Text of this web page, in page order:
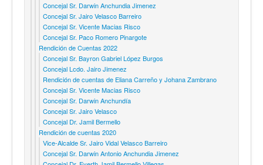
Concejal Sr. Darwin Anchundia Jimenez
Concejal Sr. Jairo Velasco Barreiro
Concejal Sr. Vicente Macias Risco
Concejal Sr. Paco Romero Pinargote
Rendición de Cuentas 2022
Concejal Sr. Bayron Gabriel López Burgos
Concejal Lcdo. Jairo Jimenez
Rendición de cuentas de Eliana Carreño y Johana Zambrano
Concejal Sr. Vicente Macias Risco
Concejal Sr. Darwin Anchundía
Concejal Sr. Jairo Velasco
Concejal Dr. Jamil Bermello
Rendición de cuentas 2020
Vice-Alcalde Sr. Jairo Vidal Velasco Barreiro
Concejal Sr. Darwin Antonio Anchundia Jimenez